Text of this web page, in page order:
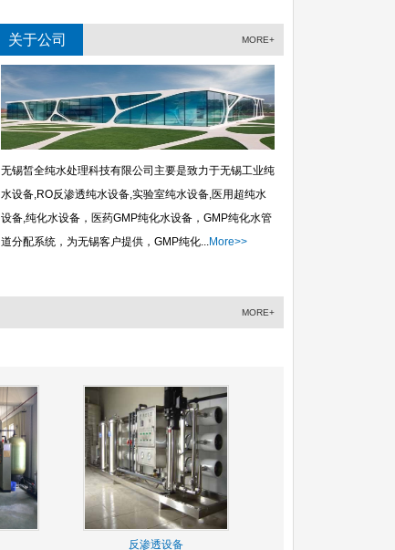
关于公司 MORE+
无锡皙全纯水处理科技有限公司主要是致力于无锡工业纯
水设备,RO反渗透纯水设备,实验室纯水设备,医用超纯水
设备,纯化水设备，医药GMP纯化水设备，GMP纯化水管
道分配系统，为无锡客户提供，GMP纯化...More>>
MORE+
反渗透设备